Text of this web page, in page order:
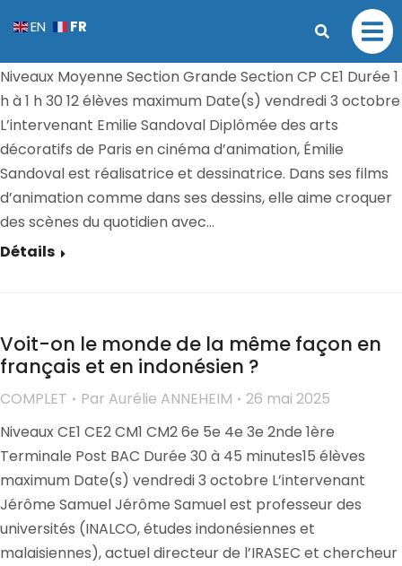
26 mai 2025
Niveaux Moyenne Section Grande Section CP CE1 Durée 1
h à 1 h 30 12 élèves maximum Date(s) vendredi 3 octobre
L’intervenant Emilie Sandoval Diplômée des arts
décoratifs de Paris en cinéma d’animation, Émilie
Sandoval est réalisatrice et dessinatrice. Dans ses films
d’animation comme dans ses dessins, elle aime croquer
des scènes du quotidien avec…
Détails
Voit-on le monde de la même façon en
français et en indonésien ?
COMPLET Par Aurélie ANNEHEIM
26 mai 2025
Niveaux CE1 CE2 CM1 CM2 6e 5e 4e 3e 2nde 1ère
Terminale Post BAC Durée 30 à 45 minutes15 élèves
maximum Date(s) vendredi 3 octobre L’intervenant
Jérôme Samuel Jérôme Samuel est professeur des
universités (INALCO, études indonésiennes et
malaisiennes), actuel directeur de l’IRASEC et chercheur
EN FR